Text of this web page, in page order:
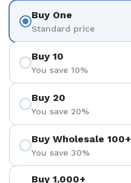
Buy One
Standard price
Buy 10
You save 10%
Buy 20
You save 20%
Buy Wholesale 100+
You save 30%
Buy 1,000+